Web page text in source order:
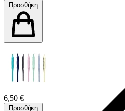
Προσθήκη
6,50 €
Προσθήκη